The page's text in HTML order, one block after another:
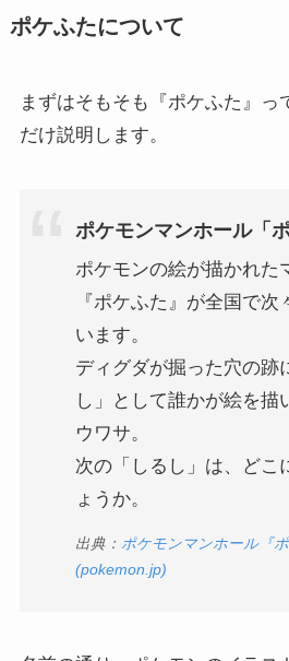
ポケふたについて
まずはそもそも『ポケふた』っ
だけ説明します。
ポケモンマンホール「
ポケモンの絵が描かれた
『ポケふた』が全国で次
います。
ディグダが掘った穴の跡
し」として誰かが絵を描
ウワサ。
次の「しるし」は、どこ
ょうか。
出典： ポケモンマンホール『ポ
(pokemon.jp)